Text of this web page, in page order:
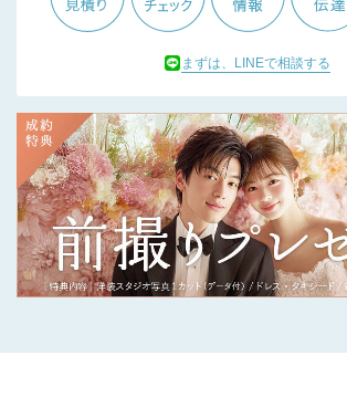
まずは、LINEで相談する